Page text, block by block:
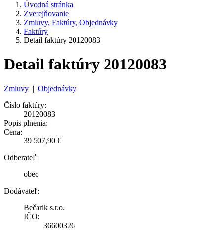
Úvodná stránka
Zverejňovanie
Zmluvy, Faktúry, Objednávky
Faktúry
Detail faktúry 20120083
Detail faktúry 20120083
Zmluvy | Objednávky
Číslo faktúry:
20120083
Popis plnenia:
Cena:
39 507,90 €
Odberateľ:
obec
Dodávateľ:
Bečarik s.r.o.
IČO:
36600326